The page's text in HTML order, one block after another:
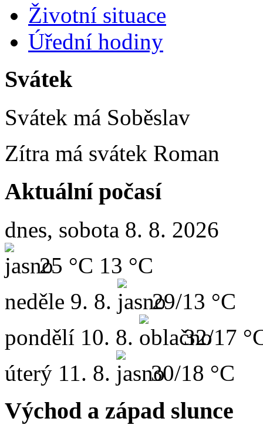
Životní situace
Úřední hodiny
Svátek
Svátek má Soběslav
Zítra má svátek Roman
Aktuální počasí
dnes, sobota 8. 8. 2026
25 °C 13 °C
neděle 9. 8.
29/13 °C
pondělí 10. 8.
32/17
úterý 11. 8. 30/18 °C
Východ a západ slunce